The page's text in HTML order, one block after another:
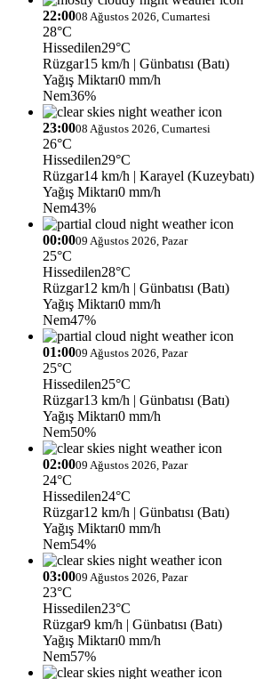
22:0008 Ağustos 2026, Cumartesi
28°C
Hissedilen29°C
Rüzgar15 km/h | Günbatısı (Batı)
Yağış Miktarı0 mm/h
Nem36%
23:0008 Ağustos 2026, Cumartesi
26°C
Hissedilen29°C
Rüzgar14 km/h | Karayel (Kuzeybatı)
Yağış Miktarı0 mm/h
Nem43%
00:0009 Ağustos 2026, Pazar
25°C
Hissedilen28°C
Rüzgar12 km/h | Günbatısı (Batı)
Yağış Miktarı0 mm/h
Nem47%
01:0009 Ağustos 2026, Pazar
25°C
Hissedilen25°C
Rüzgar13 km/h | Günbatısı (Batı)
Yağış Miktarı0 mm/h
Nem50%
02:0009 Ağustos 2026, Pazar
24°C
Hissedilen24°C
Rüzgar12 km/h | Günbatısı (Batı)
Yağış Miktarı0 mm/h
Nem54%
03:0009 Ağustos 2026, Pazar
23°C
Hissedilen23°C
Rüzgar9 km/h | Günbatısı (Batı)
Yağış Miktarı0 mm/h
Nem57%